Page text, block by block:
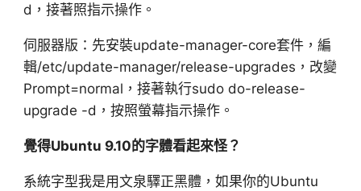
d，接著照指示操作。
伺服器版：先安裝update-manager-core套件，編
輯/etc/update-manager/release-upgrades，改變
Prompt=normal，接著執行sudo do-release-
upgrade -d，按照螢幕指示操作。
覺得Ubuntu 9.10的字體看起來怪？
系統字型我是用文泉驛正黑體，如果你的Ubuntu